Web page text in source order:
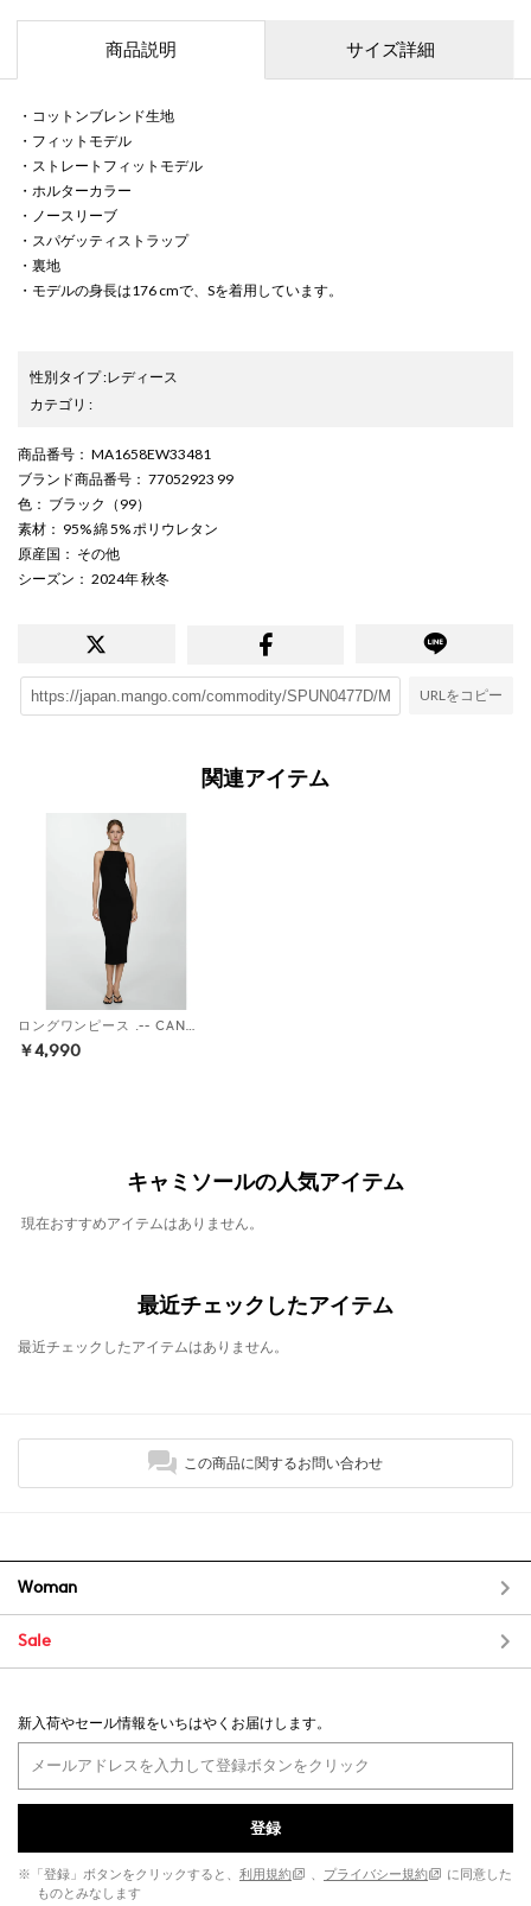
商品説明 サイズ詳細
・コットンブレンド生地
・フィットモデル
・ストレートフィットモデル
・ホルターカラー
・ノースリーブ
・スパゲッティストラップ
・裏地
・モデルの身長は176 cmで、Sを着用しています。
性別タイプ:レディース
カテゴリ :
商品番号 ： MA1658EW33481
ブランド商品番号 ： 77052923 99
色 ： ブラック（99）
素材 ： 95% 綿 5% ポリウレタン
原産国 ： その他
シーズン ： 2024年 秋冬
URLをコピー
関連アイテム
ロングワンピース .-- CANCUN （ブラック）
￥4,990
キャミソールの人気アイテム
現在おすすめアイテムはありません。
最近チェックしたアイテム
最近チェックしたアイテムはありません。
この商品に関するお問い合わせ
Woman
Sale
新入荷やセール情報をいちはやくお届けします。
登録
※「登録」ボタンをクリックすると、 利用規約 、 プライバシー規約
に同意した
ものとみなします